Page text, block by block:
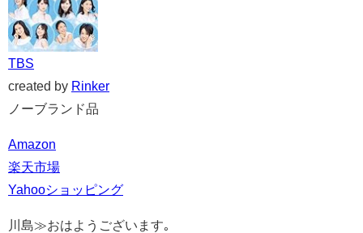
TBS
created by Rinker
ノーブランド品
Amazon
楽天市場
Yahooショッピング
川島≫おはようございます｡